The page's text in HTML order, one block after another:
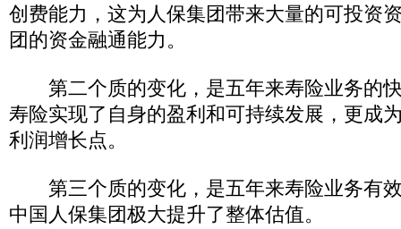
创费能力，这为人保集团带来大量的可投资
团的资金融通能力。
第二个质的变化，是五年来寿险业务的
寿险实现了自身的盈利和可持续发展，更成
利润增长点。
第三个质的变化，是五年来寿险业务有
中国人保集团极大提升了整体估值。